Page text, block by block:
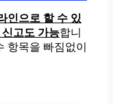
인으로 할 수 있
고도 가능합니
항목을 빠짐없이